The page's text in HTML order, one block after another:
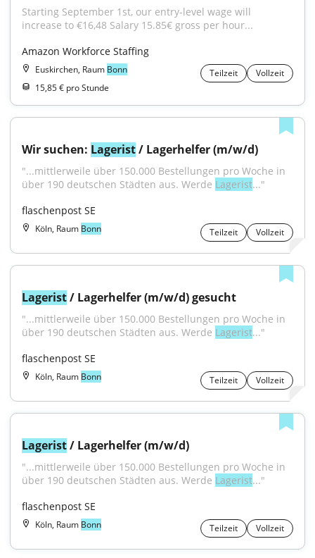
Starting September 1st, our entry-level wage will
increase to €16,48 Salary 15.85€ gross per hour...
Amazon Workforce Staffing
Euskirchen, Raum Bonn Teilzeit
Vollzeit
15,85 € pro Stunde
Wir suchen: Lagerist / Lagerhelfer (m/w/d)
"...mittlerweile über 150.000 Bestellungen pro Woche in
über 190 deutschen Städten aus. Werde Lagerist..."
flaschenpost SE
Köln, Raum Bonn Teilzeit Vollzeit
Lagerist / Lagerhelfer (m/w/d) gesucht
"...mittlerweile über 150.000 Bestellungen pro Woche in
über 190 deutschen Städten aus. Werde Lagerist..."
flaschenpost SE
Köln, Raum Bonn Teilzeit Vollzeit
Lagerist / Lagerhelfer (m/w/d)
"...mittlerweile über 150.000 Bestellungen pro Woche in
über 190 deutschen Städten aus. Werde Lagerist..."
flaschenpost SE
Köln, Raum Bonn Teilzeit Vollzeit